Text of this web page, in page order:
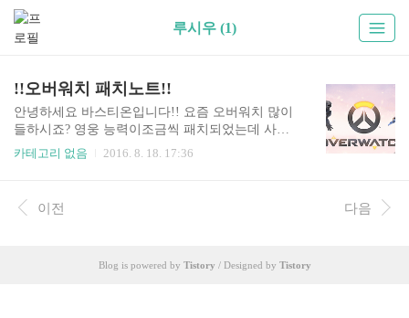
루시우 (1)
!!오버워치 패치노트!!
안녕하세요 바스티온입니다!! 요즘 오버워치 많이
들하시죠? 영웅 능력이조금씩 패치되었는데 사진
으로 보여드리겠습니다!! 버프:한조,메이,메르시
카테고리 없음 2016. 8. 18. 17:36
이전 다음
Blog is powered by Tistory / Designed by Tistory